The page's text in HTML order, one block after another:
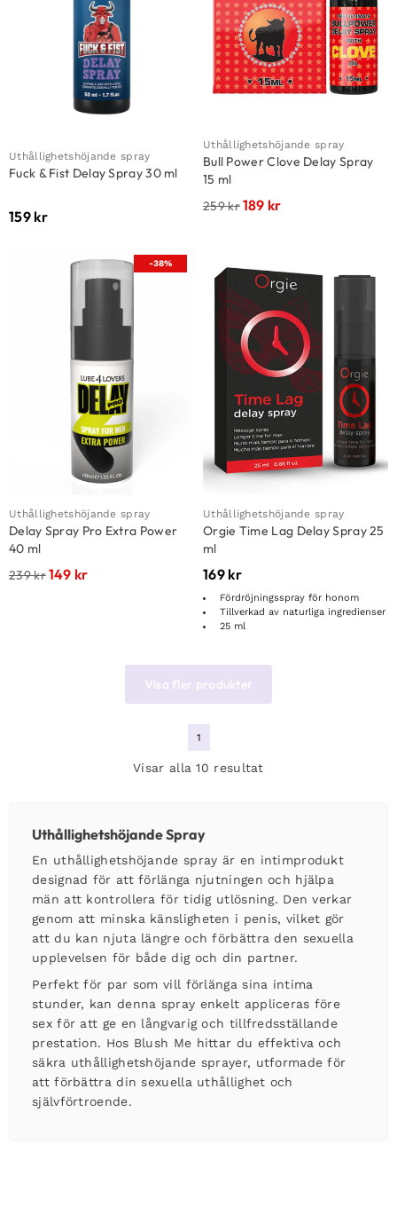
Uthållighetshöjande spray
Fuck & Fist Delay Spray 30 ml
159 kr
Uthållighetshöjande spray
Bull Power Clove Delay Spray
15 ml
259kr189 kr
-38%
Uthållighetshöjande spray
Delay Spray Pro Extra Power
40 ml
239kr149 kr
Uthållighetshöjande spray
Orgie Time Lag Delay Spray 25
ml
169 kr
Fördröjningsspray för honom
Tillverkad av naturliga ingredienser
25 ml
Visa fler produkter
1
Visar alla 10 resultat
Uthållighetshöjande Spray
En uthållighetshöjande spray är en intimprodukt
designad för att förlänga njutningen och hjälpa
män att kontrollera för tidig utlösning. Den verkar
genom att minska känsligheten i penis, vilket gör
att du kan njuta längre och förbättra den sexuella
upplevelsen för både dig och din partner.
Perfekt för par som vill förlänga sina intima
stunder, kan denna spray enkelt appliceras före
sex för att ge en långvarig och tillfredsställande
prestation. Hos Blush Me hittar du effektiva och
säkra uthållighetshöjande sprayer, utformade för
att förbättra din sexuella uthållighet och
självförtroende.